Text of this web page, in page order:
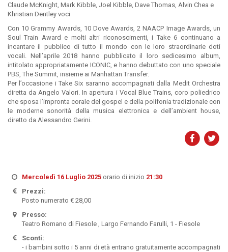
Claude McKnight, Mark Kibble, Joel Kibble, Dave Thomas, Alvin Chea e
Khristian Dentley voci
Con 10 Grammy Awards, 10 Dove Awards, 2 NAACP Image Awards, un
Soul Train Award e molti altri riconoscimenti, i Take 6 continuano a
incantare il pubblico di tutto il mondo con le loro straordinarie doti
vocali. Nell’aprile 2018 hanno pubblicato il loro sedicesimo album,
intitolato appropriatamente ICONIC, e hanno debuttato con uno speciale
PBS, The Summit, insieme ai Manhattan Transfer.
Per l’occasione i Take Six saranno accompagnati dalla Medit Orchestra
diretta da Angelo Valori. In apertura i Vocal Blue Trains, coro poliedrico
che sposa l’impronta corale del gospel e della polifonia tradizionale con
le moderne sonorità della musica elettronica e dell’ambient house,
diretto da Alessandro Gerini.
Mercoledì 16 Luglio 2025orario di inizio 21:30
Prezzi:
Posto numerato € 28,00
Presso:
Teatro Romano di Fiesole , Largo Fernando Farulli, 1 - Fiesole
Sconti:
- i bambini sotto i 5 anni di età entrano gratuitamente accompagnati